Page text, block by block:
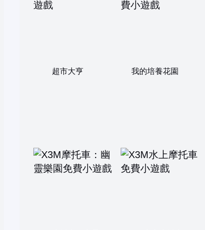
超市大亨 我的培養花園